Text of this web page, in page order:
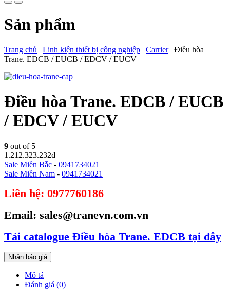
Sản phẩm
Trang chủ | Linh kiện thiết bị công nghiệp | Carrier| Điều hòa
Trane. EDCB / EUCB / EDCV / EUCV
Điều hòa Trane. EDCB / EUCB
/ EDCV / EUCV
9 out of 5
1.212.323.232₫
Sale Miền Bắc - 0941734021
Sale Miền Nam - 0941734021
Liên hệ: 0977760186
Email: sales@tranevn.com.vn
Tải catalogue Điều hòa Trane. EDCB tại đây
Nhận báo giá
Mô tả
Đánh giá (0)